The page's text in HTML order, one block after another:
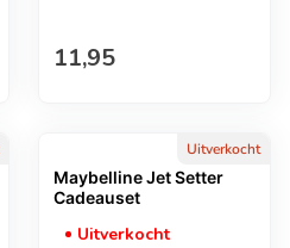
Normale prijs
11,95
Uitverkocht
Maybelline Jet Setter
Cadeauset
Uitverkocht